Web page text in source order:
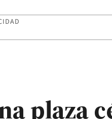
plaza